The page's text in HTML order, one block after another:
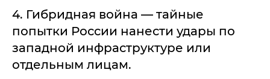
4. Гибридная война — тайные
попытки России нанести удары по
западной инфраструктуре или
отдельным лицам.